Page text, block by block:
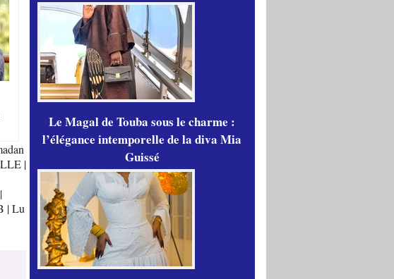
|
|
|Lu
Le Magal de Touba sous le charme :
l’élégance intemporelle de la diva Mia
Guissé